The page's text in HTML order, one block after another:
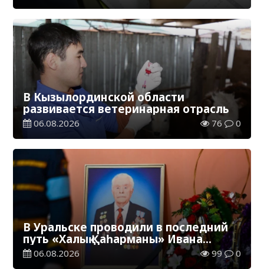
В Кызылординской области
развивается ветеринарная отрасль
06.08.2026 76 0
В Уральске проводили в последний
путь «Халық Қаһарманы» Ивана
Степановича Гапича
06.08.2026 99 0